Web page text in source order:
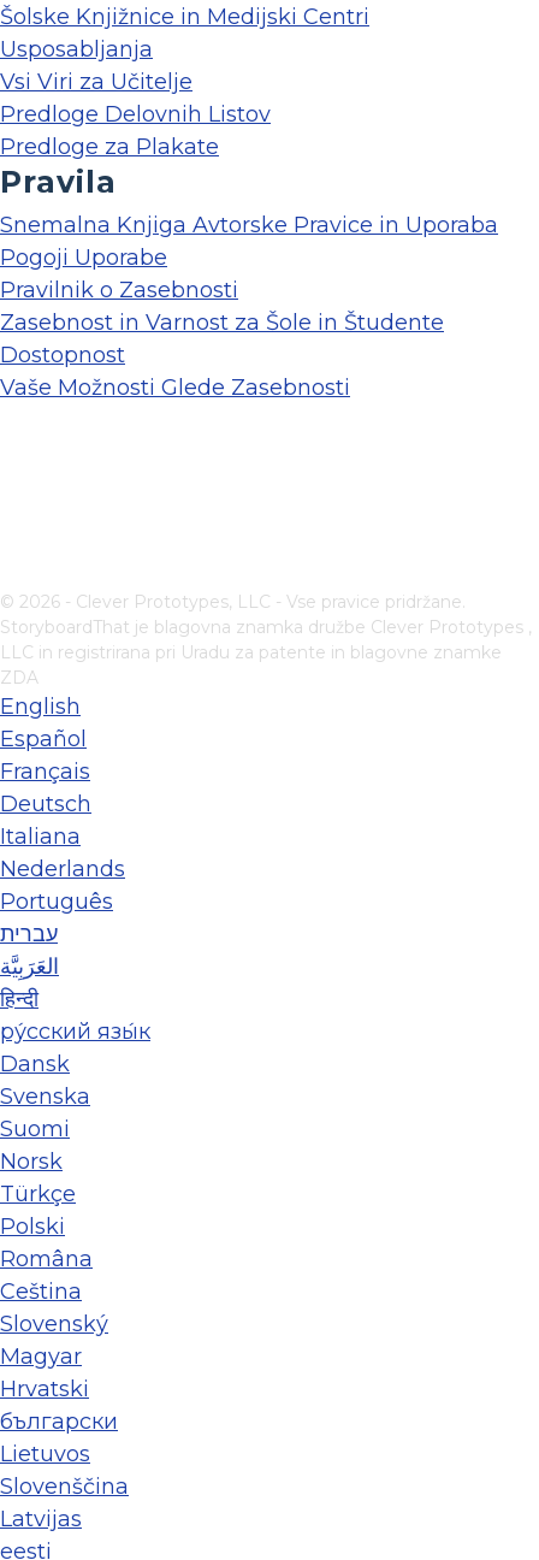
Šolske Knjižnice in Medijski Centri
Usposabljanja
Vsi Viri za Učitelje
Predloge Delovnih Listov
Predloge za Plakate
Pravila
Snemalna Knjiga Avtorske Pravice in Uporaba
Pogoji Uporabe
Pravilnik o Zasebnosti
Zasebnost in Varnost za Šole in Študente
Dostopnost
Vaše Možnosti Glede Zasebnosti
© 2026 - Clever Prototypes, LLC - Vse pravice pridržane.
StoryboardThat je blagovna znamka družbe Clever Prototypes ,
LLC in registrirana pri Uradu za patente in blagovne znamke
ZDA
English
Español
Français
Deutsch
Italiana
Nederlands
Português
עברית
العَرَبِيَّة
हिन्दी
ру́сский язы́к
Dansk
Svenska
Suomi
Norsk
Türkçe
Polski
Româna
Ceština
Slovenský
Magyar
Hrvatski
български
Lietuvos
Slovenščina
Latvijas
eesti